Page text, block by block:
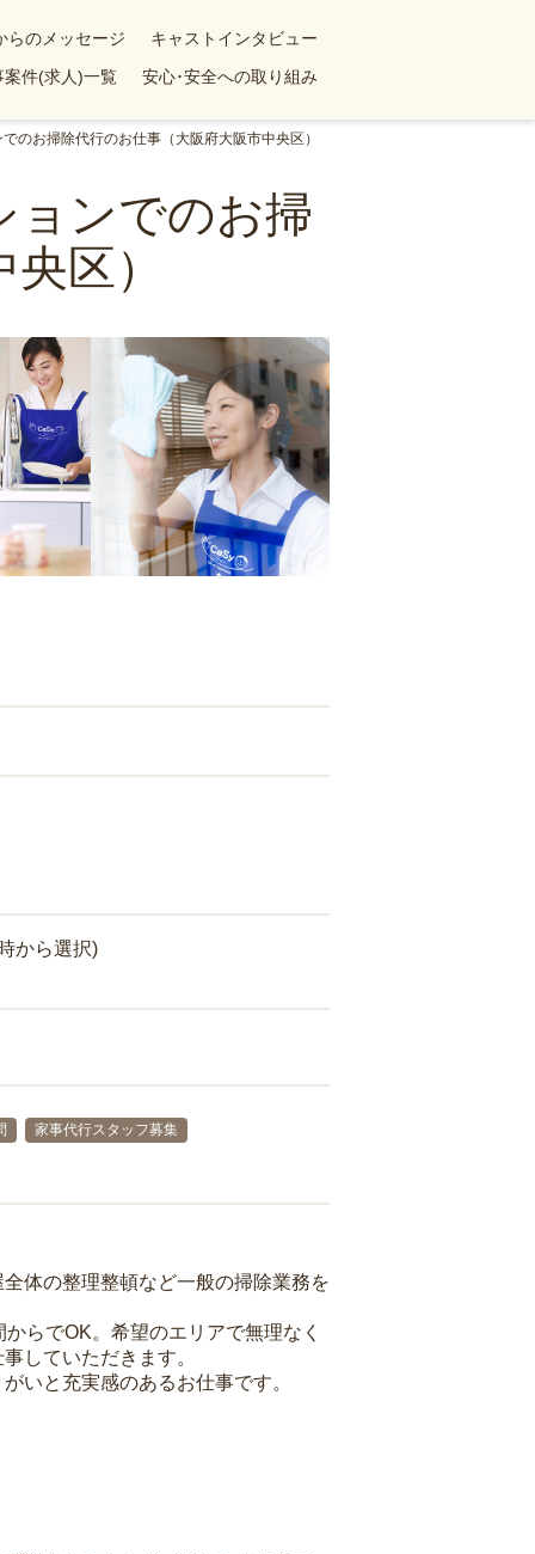
らのメッセージ
キャストインタビュー
案件(求人)一覧 安心･安全への取り組み
のお掃除代行のお仕事（大阪府大阪市中央区）
ョンでのお掃
区）
から選択)
家事代行スタッフ募集
体の整理整頓など一般の掃除業務を
らでOK。希望のエリアで無理なく
していただきます。
いと充実感のあるお仕事です。